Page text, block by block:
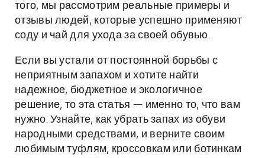
того, мы рассмотрим реальные примеры и
отзывы людей, которые успешно применяют
соду и чай для ухода за своей обувью.
Если вы устали от постоянной борьбы с
неприятным запахом и хотите найти
надежное, бюджетное и экологичное
решение, то эта статья — именно то, что вам
нужно. Узнайте, как убрать запах из обуви
народными средствами, и верните своим
любимым туфлям, кроссовкам или ботинкам